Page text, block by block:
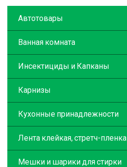
Автотовары
Ванная комната
Инсектициды и Капканы
Карнизы
Кухонные принадлежности
Лента клейкая, стретч-пленка
Мешки и шарики для стирки